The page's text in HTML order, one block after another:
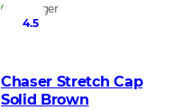
Auf Lager
4.5
Chaser Stretch Cap
Solid Brown